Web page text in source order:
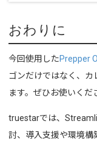
おわりに
今回使用したPrepper
ゴンだけではなく、カ
ます。ぜひお使いくだ
truestarでは、
討、導入支援や環境構